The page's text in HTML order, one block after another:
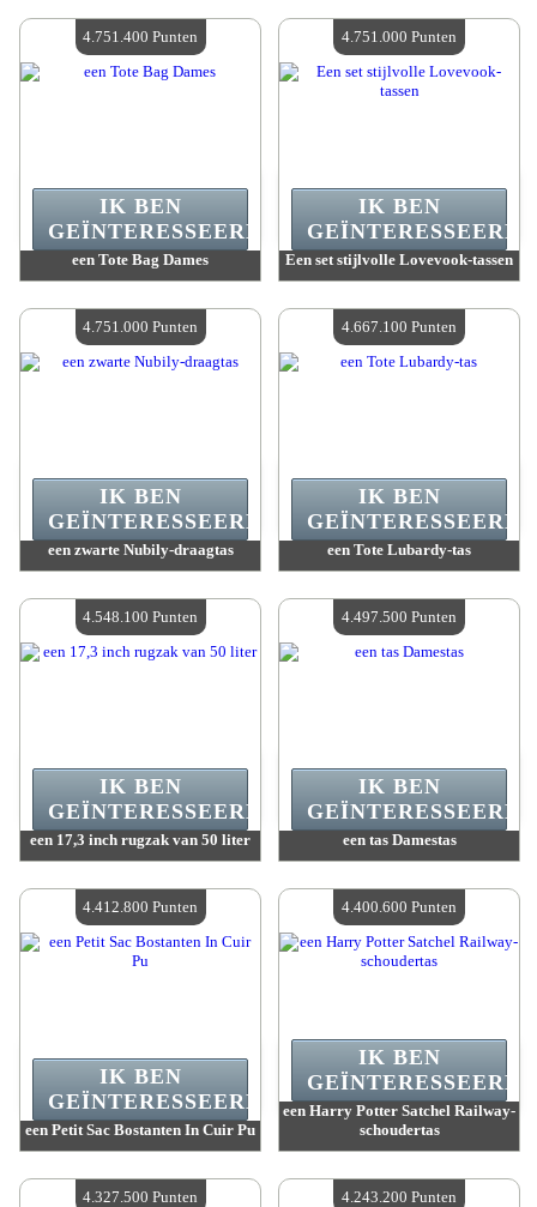
Beschikbare hoeveelheid :4
Beschikbare hoeveelheid :4
een Tote Bag Dames
Beschikbare hoeveelheid :4
IK BEN
GEÏNTERESSEERD.
4.751.400 Punten
Een set stijlvolle Lovevook-tassen
Beschikbare hoeveelheid :4
IK BEN
GEÏNTERESSEERD.
4.751.000 Punten
een zwarte Nubily-draagtas
Beschikbare hoeveelheid :4
IK BEN
GEÏNTERESSEERD.
4.751.000 Punten
een Tote Lubardy-tas
Beschikbare hoeveelheid :4
IK BEN
GEÏNTERESSEERD.
4.667.100 Punten
een 17,3 inch rugzak van 50 liter
Beschikbare hoeveelheid :4
IK BEN
GEÏNTERESSEERD.
4.548.100 Punten
een tas Damestas
Beschikbare hoeveelheid :4
IK BEN
GEÏNTERESSEERD.
4.497.500 Punten
een Petit Sac Bostanten In Cuir Pu
Beschikbare hoeveelheid :4
IK BEN
GEÏNTERESSEERD.
4.412.800 Punten
een Harry Potter Satchel Railway-
schoudertas
Beschikbare hoeveelheid :4
IK BEN
GEÏNTERESSEERD.
4.400.600 Punten
4.327.500 Punten 4.243.200 Punten